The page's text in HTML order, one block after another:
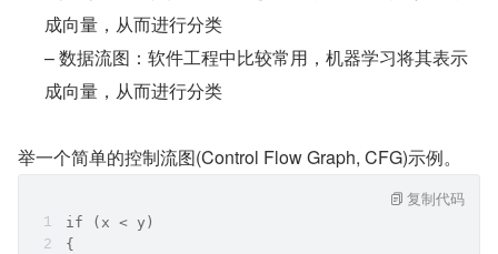
成向量，从而进行分类
– 数据流图：软件工程中比较常用，机器学习将其表示
成向量，从而进行分类
举一个简单的控制流图(Control Flow Graph, CFG)示例。
if (x < y)
{
复制代码